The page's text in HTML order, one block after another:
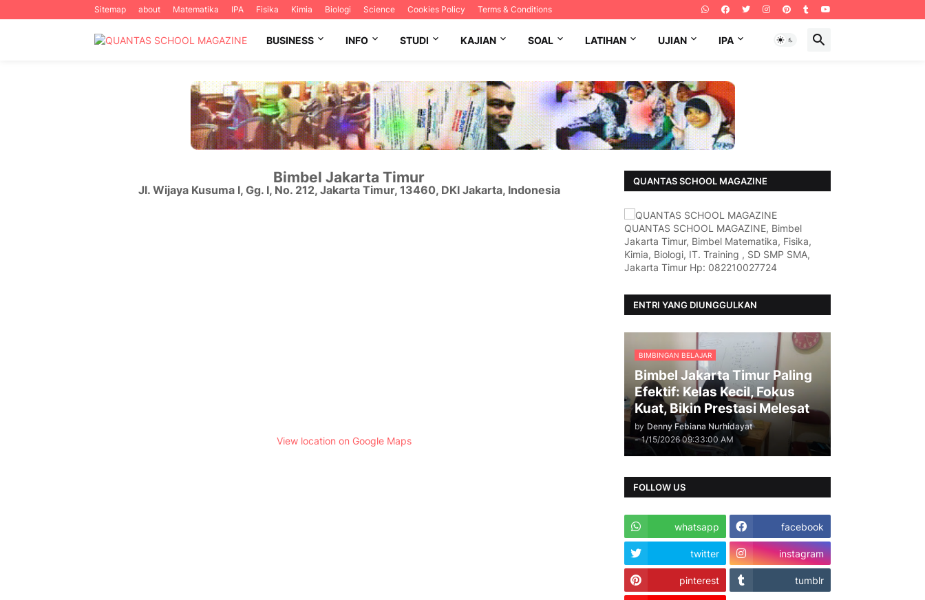
Sitemap about Matematika IPA Fisika Kimia Biologi Science Cookies Policy Terms & Conditions
BUSINESS INFO STUDI KAJIAN SOAL LATIHAN UJIAN IPA
Bimbel Jakarta Timur
Jl. Wijaya Kusuma I, Gg. I, No. 212, Jakarta Timur, 13460, DKI Jakarta, Indonesia
View location on Google Maps
QUANTAS SCHOOL MAGAZINE
QUANTAS SCHOOL MAGAZINE, Bimbel
Jakarta Timur, Bimbel Matematika, Fisika,
Kimia, Biologi, IT. Training , SD SMP SMA,
Jakarta Timur Hp: 082210027724
ENTRI YANG DIUNGGULKAN
BIMBINGAN BELAJAR
Bimbel Jakarta Timur Paling
Efektif: Kelas Kecil, Fokus
Kuat, Bikin Prestasi Melesat
by Denny Febiana Nurhidayat
- 1/15/2026 09:33:00 AM
FOLLOW US
whatsapp facebook
twitter instagram
pinterest tumblr